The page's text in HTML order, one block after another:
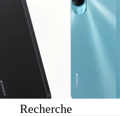
Recherche